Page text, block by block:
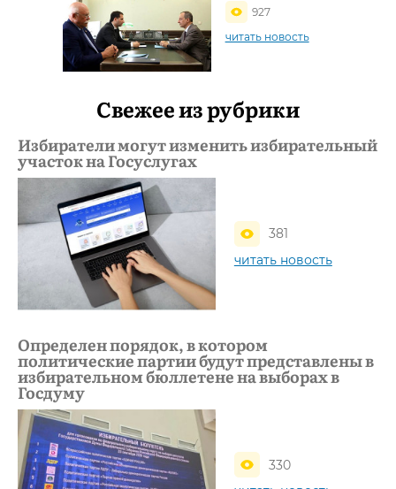
927
читать новость
Свежее из рубрики
Избиратели могут изменить избирательный
участок на Госуслугах
381
читать новость
Определен порядок, в котором
политические партии будут представлены в
избирательном бюллетене на выборах в
Госдуму
330